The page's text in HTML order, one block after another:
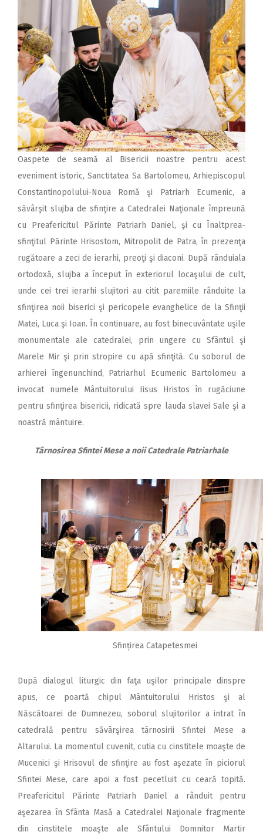
Oaspete de seamă al Bisericii noastre pentru acest
eveniment istoric, Sanctitatea Sa Bartolomeu, Arhiepiscopul
Constantino­polului‑Noua Romă şi Patriarh Ecumenic, a
săvârşit slujba de sfinţire a Catedralei Naţionale împreună
cu Preafericitul Părinte Patriarh Daniel, şi cu Înaltprea­
sfinţitul Părinte Hrisostom, Mitropolit de Patra, în prezenţa
rugătoare a zeci de ierarhi, preoţi şi diaconi. După rânduiala
ortodoxă, slujba a început în exteriorul locaşului de cult,
unde cei trei ierarhi slujitori au citit paremiile rânduite la
sfinţirea noii biserici şi pericopele evanghelice de la Sfinţii
Matei, Luca şi Ioan. În continuare, au fost binecuvântate uşile
monumentale ale catedralei, prin ungere cu Sfântul şi
Marele Mir şi prin stropire cu apă sfin­ţită. Cu soborul de
arhierei îngenunchind, Patriarhul Ecumenic Bartolomeu a
invocat numele Mântuitorului Iisus Hristos în rugăciune
pentru sfinţirea bisericii, ridicată spre lauda slavei Sale şi a
noastră mântuire.
Târnosirea Sfintei Mese a noii Catedrale Patriarhale
Sfințirea Catapetesmei
După dialogul liturgic din faţa uşilor principale dinspre
apus, ce poartă chipul Mântuitorului Hristos şi al
Născătoarei de Dumnezeu, soborul slujitorilor a intrat în
catedrală pentru săvârşirea târnosirii Sfintei Mese a
Altarului. La momentul cuvenit, cutia cu cinstitele moaşte de
Mucenici şi Hrisovul de sfinţire au fost aşezate în piciorul
Sfintei Mese, care apoi a fost pecetluit cu ceară topită.
Preafericitul Părinte Patriarh Daniel a rânduit pentru
aşezarea în Sfânta Masă a Catedralei Naţio­nale fragmente
din cinstitele moaş­te ale Sfântului Domnitor Martir